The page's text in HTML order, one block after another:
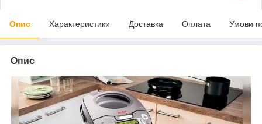
Опис Характеристики Доставка Оплата Умови
Опис